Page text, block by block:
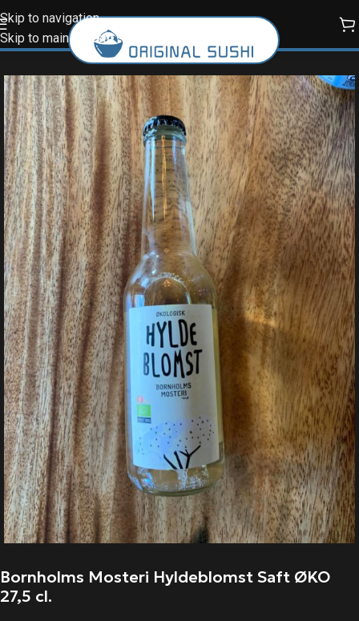
Skip to navigation
Skip to main content
Bornholms Mosteri Hyldeblomst Saft ØKO
27,5 cl.